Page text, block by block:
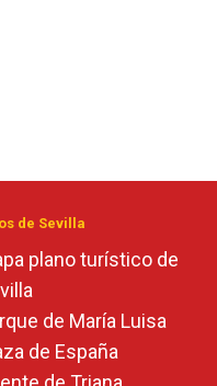
de Sevilla
plano turístico de
de María Luisa
de España